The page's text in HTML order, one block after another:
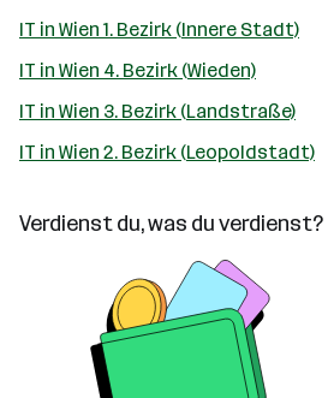
IT in Wien 1. Bezirk (Innere Stadt)
IT in Wien 4. Bezirk (Wieden)
IT in Wien 3. Bezirk (Landstraße)
IT in Wien 2. Bezirk (Leopoldstadt)
Verdienst du, was du verdienst?